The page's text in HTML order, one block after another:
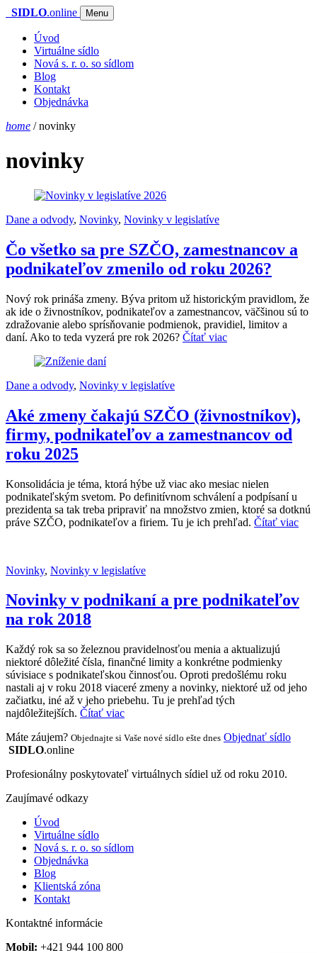
SIDLO.online Menu
Úvod
Virtuálne sídlo
Nová s. r. o. so sídlom
Blog
Kontakt
Objednávka
home /novinky
novinky
Dane a odvody, Novinky, Novinky v legislatíve
Čo všetko sa pre SZČO, zamestnancov a
podnikateľov zmenilo od roku 2026?
Nový rok prináša zmeny. Býva pritom už historickým pravidlom, že
ak ide o živnostníkov, podnikateľov a zamestnancov, väčšinou sú to
zdražovanie alebo sprísňovanie podmienok, pravidiel, limitov a
daní. Ako to teda vyzerá pre rok 2026? Čítať viac
Dane a odvody, Novinky v legislatíve
Aké zmeny čakajú SZČO (živnostníkov),
firmy, podnikateľov a zamestnancov od
roku 2025
Konsolidácia je téma, ktorá hýbe už viac ako mesiac nielen
podnikateľským svetom. Po definitívnom schválení a podpísaní u
prezidenta sa tak treba pripraviť na množstvo zmien, ktoré sa dotknú
práve SZČO, podnikateľov a firiem. Tu je ich prehľad. Čítať viac
Novinky, Novinky v legislatíve
Novinky v podnikaní a pre podnikateľov
na rok 2018
Každý rok sa so železnou pravidelnosťou menia a aktualizujú
niektoré dôležité čísla, finančné limity a konkrétne podmienky
súvisiace s podnikateľskou činnosťou. Oproti predošlému roku
nastali aj v roku 2018 viaceré zmeny a novinky, niektoré už od jeho
začiatku, iné až v jeho priebehu. Tu je prehľad tých
najdôležitejších. Čítať viac
Máte záujem? Objednajte si Vaše nové sídlo ešte dnes Objednať sídlo
SIDLO.online
Profesionálny poskytovateľ virtuálnych sídiel už od roku 2010.
Zaujímavé odkazy
Úvod
Virtuálne sídlo
Nová s. r. o. so sídlom
Objednávka
Blog
Klientská zóna
Kontakt
Kontaktné informácie
Mobil: +421 944 100 800